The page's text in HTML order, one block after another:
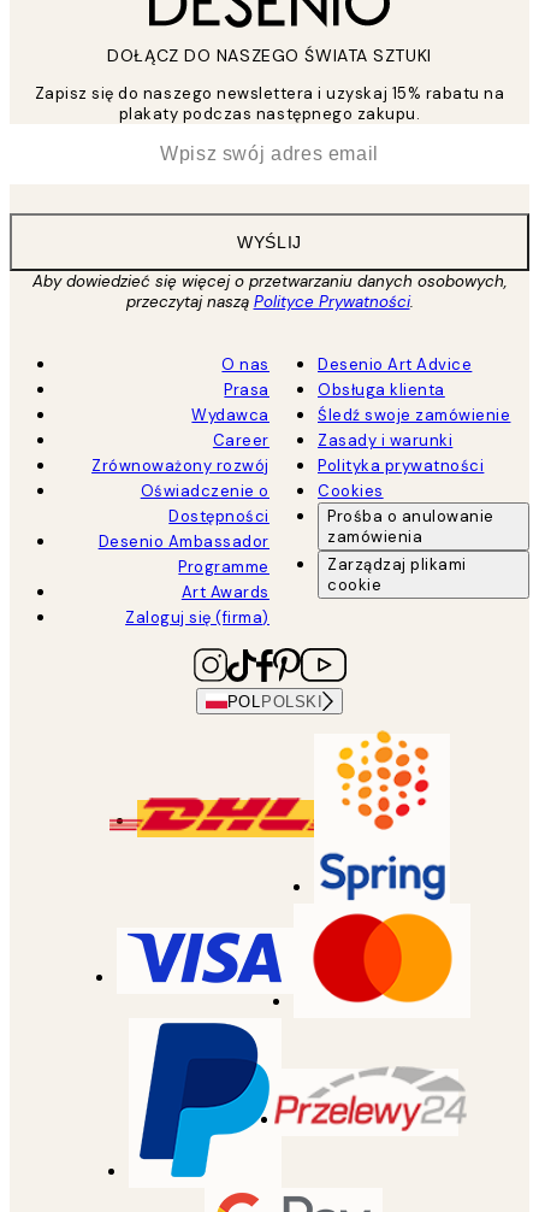
DOŁĄCZ DO NASZEGO ŚWIATA SZTUKI
Zapisz się do naszego newslettera i uzyskaj 15% rabatu na
plakaty podczas następnego zakupu.
WYŚLIJ
Aby dowiedzieć się więcej o przetwarzaniu danych osobowych,
przeczytaj naszą Polityce Prywatności.
O nas
Prasa
Wydawca
Career
Zrównoważony rozwój
Oświadczenie o
Dostępności
Desenio Ambassador
Programme
Art Awards
Zaloguj się (firma)
Desenio Art Advice
Obsługa klienta
Śledź swoje zamówienie
Zasady i warunki
Polityka prywatności
Cookies
Prośba o anulowanie
zamówienia
Zarządzaj plikami
cookie
POL POLSKI